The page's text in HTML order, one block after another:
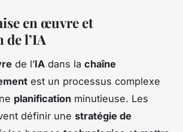
en œuvre et
de l’IA
de l’IA dans la chaîne
est un processus complexe
planification minutieuse. Les
définir une stratégie de